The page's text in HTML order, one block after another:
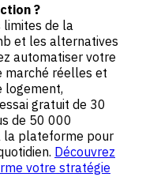
?
limites de la
et les alternatives
automatiser votre
marché réelles et
logement,
gratuit de 30
de 50 000
la plateforme pour
Découvrez
votre stratégie